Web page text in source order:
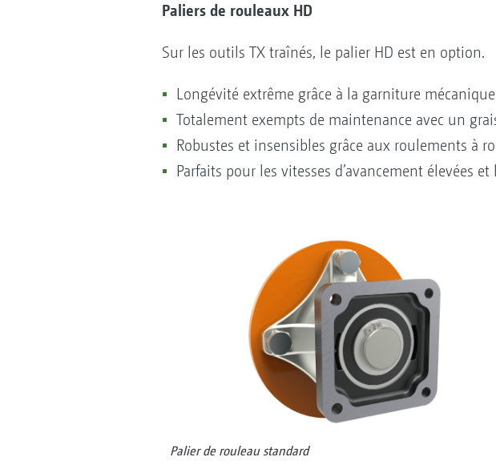
Paliers de rouleaux HD
Sur les outils TX traînés, le palier HD est en option.
Longévité extrême grâce à la garniture
Totalement exempts de maintenance avec un
Robustes et insensibles grâce aux roulements à
Parfaits pour les vitesses d’avancement élevées
Palier de rouleau standard